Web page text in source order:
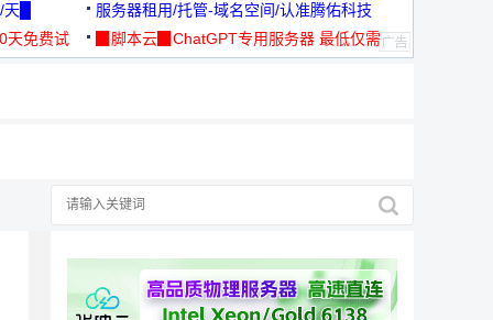
█
服务器租用/托管-域名空间/认准腾佑科技
免费试
▉脚本云▉ChatGPT专用服务器 最低仅需